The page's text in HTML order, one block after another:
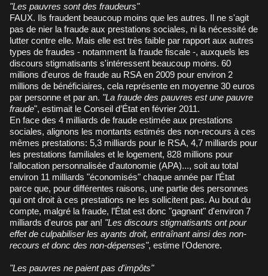
"Les pauvres sont des fraudeurs"
FAUX. Ils fraudent beaucoup moins que les autres. Il ne s'agit
pas de nier la fraude aux prestations sociales, ni la nécessité de
lutter contre elle. Mais elle est très faible par rapport aux autres
types de fraudes - notamment la fraude fiscale -, auxquels les
discours stigmatisants s'intéressent beaucoup moins. 60
millions d'euros de fraude au RSA en 2009 pour environ 2
millions de bénéficiaires, cela représente en moyenne 30 euros
par personne et par an. "La fraude des pauvres est une pauvre
fraude", estimait le Conseil d’État en février 2011.
En face des 4 milliards de fraude estimée aux prestations
sociales, alignons les montants estimés des non-recours à ces
mêmes prestations: 5,3 milliards pour le RSA, 4,7 milliards pour
les prestations familiales et le logement, 828 millions pour
l'allocation personnalisée d'autonomie (APA)..., soit au total
environ 11 milliards "économisés" chaque année par l’État
parce que, pour différentes raisons, une partie des personnes
qui ont droit à ces prestations ne les sollicitent pas. Au bout du
compte, malgré la fraude, l’État est donc "gagnant" d'environ 7
milliards d'euros par an! "Les discours stigmatisants ont pour
effet de culpabiliser les ayants droit, entraînant ainsi des non-
recours et donc des non-dépenses", estime l'Odenore.
"Les pauvres ne paient pas d'impôts"